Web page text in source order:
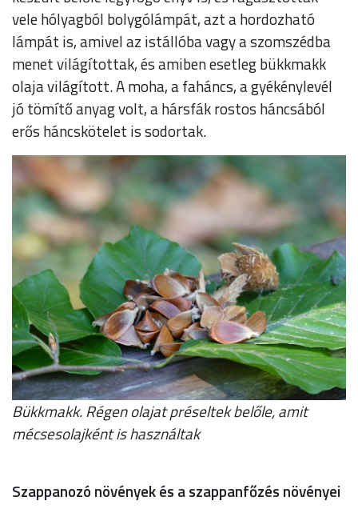
vele hólyagból bolygólámpát, azt a hordozható
lámpát is, amivel az istállóba vagy a szomszédba
menet világítottak, és amiben esetleg bükkmakk
olaja világított. A moha, a faháncs, a gyékénylevél
jó tömítő anyag volt, a hársfák rostos háncsából
erős háncskötelet is sodortak.
Bükkmakk. Régen olajat préseltek belőle, amit
mécsesolajként is használtak
Szappanozó növények és a szappanfőzés növényei